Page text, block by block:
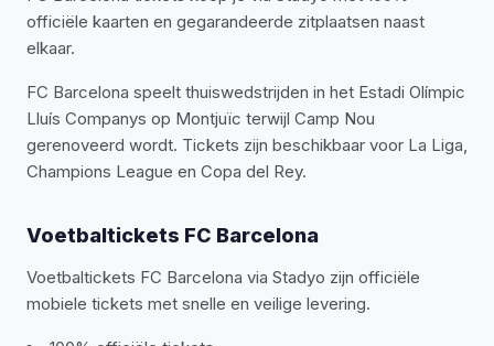
officiële kaarten en gegarandeerde zitplaatsen naast
elkaar.
FC Barcelona speelt thuiswedstrijden in het Estadi Olímpic
Lluís Companys op Montjuïc terwijl Camp Nou
gerenoveerd wordt. Tickets zijn beschikbaar voor La Liga,
Champions League en Copa del Rey.
Voetbaltickets FC Barcelona
Voetbaltickets FC Barcelona via Stadyo zijn officiële
mobiele tickets met snelle en veilige levering.